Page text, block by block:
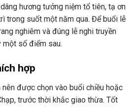
hương tưởng niệm tổ tiên, tạ ơn
trong suốt một năm qua. Để buổi lễ
nghiêm và đúng lễ nghi truyền
một số điểm sau.
hợp
được chọn vào buổi chiều hoặc
trước thời khắc giao thừa. Tốt